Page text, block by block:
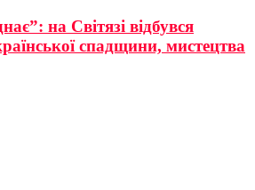
на Світязі відбувся
спадщини, мистецтва